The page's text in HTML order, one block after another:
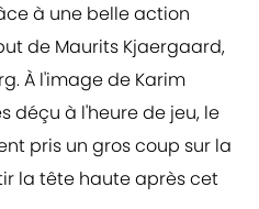
à une belle action
de Maurits Kjaergaard,
À l'image de Karim
déçu à l'heure de jeu, le
pris un gros coup sur la
la tête haute après cet